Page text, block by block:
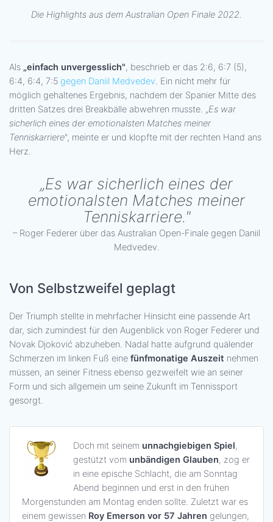
Die Highlights aus dem Australian Open Finale 2022.
Als „einfach unvergesslich", beschrieb er das 2:6, 6:7 (5),
6:4, 6:4, 7:5 gegen Daniil Medvedev. Ein nicht mehr für
möglich gehaltenes Ergebnis, nachdem der Spanier Mitte des
dritten Satzes drei Breakbälle abwehren musste. „Es war
sicherlich eines der emotionalsten Matches meiner
Tenniskarriere", meinte er und klopfte mit der rechten Hand ans
Herz.
„Es war sicherlich eines der
emotionalsten Matches meiner
Tenniskarriere."
– Roger Federer über das Australian Open-Finale gegen Daniil
Medvedev.
Von Selbstzweifel geplagt
Der Triumph stellte in mehrfacher Hinsicht eine passende Art
dar, sich zumindest für den Augenblick von Roger Federer und
Novak Djoković abzuheben. Nadal hatte aufgrund quälender
Schmerzen im linken Fuß eine fünfmonatige Auszeit nehmen
müssen, an seiner Fitness ebenso gezweifelt wie an seiner
Form und sich allgemein um seine Zukunft im Tennissport
gesorgt.
Doch mit seinem unnachgiebigen Spiel,
gestützt vom unbändigen Glauben, zog er
in eine epische Schlacht, die am Sonntag
Abend beginnen und erst in den frühen
Morgenstunden am Montag enden sollte. Zuletzt war es
einem gewissen Roy Emerson vor 57 Jahren gelungen,